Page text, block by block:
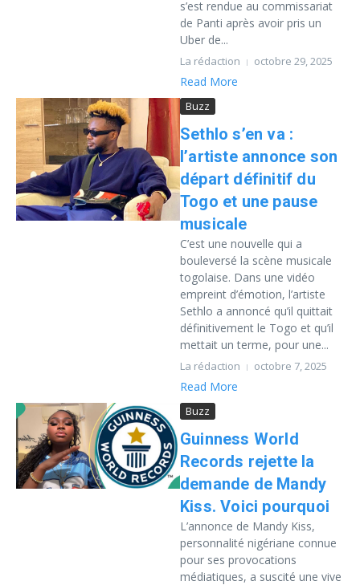
s’est rendue au commissariat
de Panti après avoir pris un
Uber de...
La rédaction octobre 29, 2025
Read More
Buzz
Sethlo s’en va :
l’artiste annonce son
départ définitif du
Togo et une pause
musicale
C’est une nouvelle qui a
bouleversé la scène musicale
togolaise. Dans une vidéo
empreint d’émotion, l’artiste
Sethlo a annoncé qu’il quittait
définitivement le Togo et qu’il
mettait un terme, pour une...
La rédaction octobre 7, 2025
Read More
Buzz
Guinness World
Records rejette la
demande de Mandy
Kiss. Voici pourquoi
L’annonce de Mandy Kiss,
personnalité nigériane connue
pour ses provocations
médiatiques, a suscité une vive